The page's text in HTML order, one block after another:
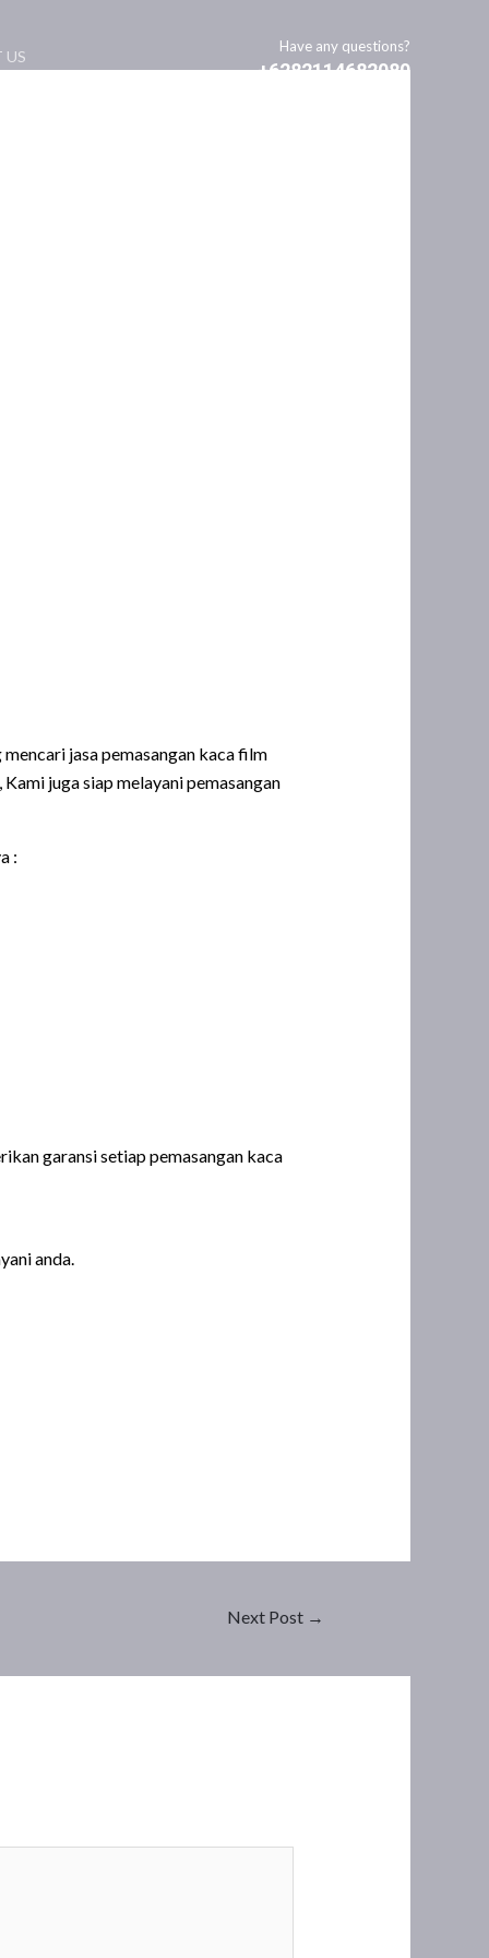
US
Have any questions?
+6282114682080
jasa pemasangan kaca film
juga siap melayani pemasangan
:
garansi setiap pemasangan kaca
anda.
Next Post →